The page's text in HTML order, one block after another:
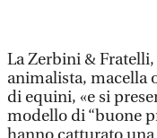
La Zerbini &
animalista, macella
di equini, «e si
modello di “buone